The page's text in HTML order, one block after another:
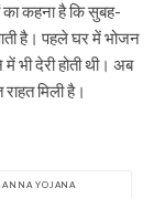
कहना है कि सुबह-
है। पहले घर में भोजन
भी देरी होती थी। अब
मिली है।
ANNA YOJANA